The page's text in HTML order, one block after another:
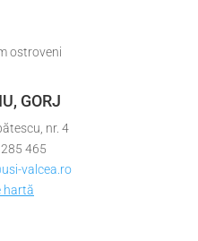
GORJ
nr. 4
465
valcea.ro
hartă